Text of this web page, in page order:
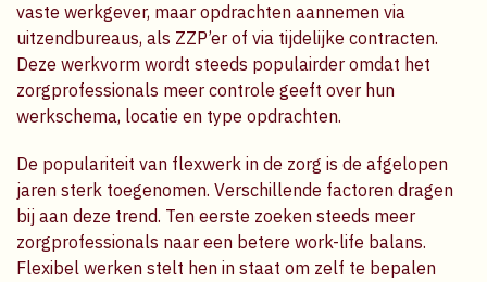
vaste werkgever, maar opdrachten aannemen via
uitzendbureaus, als ZZP’er of via tijdelijke contracten.
Deze werkvorm wordt steeds populairder omdat het
zorgprofessionals meer controle geeft over hun
werkschema, locatie en type opdrachten.
De populariteit van flexwerk in de zorg is de afgelopen
jaren sterk toegenomen. Verschillende factoren dragen
bij aan deze trend. Ten eerste zoeken steeds meer
zorgprofessionals naar een betere work-life balans.
Flexibel werken stelt hen in staat om zelf te bepalen